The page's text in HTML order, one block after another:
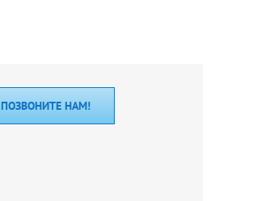
ПОЗВОНИТЕ НАМ!